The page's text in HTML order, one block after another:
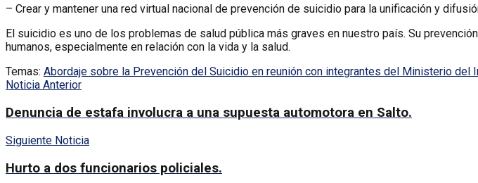
– Crear y mantener una red virtual nacional de prevención de suicidio para la unificación y
El suicidio es uno de los problemas de salud pública más graves en nuestro país. Su
humanos, especialmente en relación con la vida y la salud.
Temas: Abordaje sobre la Prevención del Suicidio en reunión con integrantes del Ministerio del
Noticia Anterior
Denuncia de estafa involucra a una supuesta automotora en Salto.
Siguiente Noticia
Hurto a dos funcionarios policiales.